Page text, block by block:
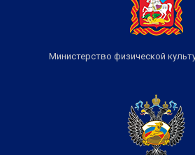
Министерство физической